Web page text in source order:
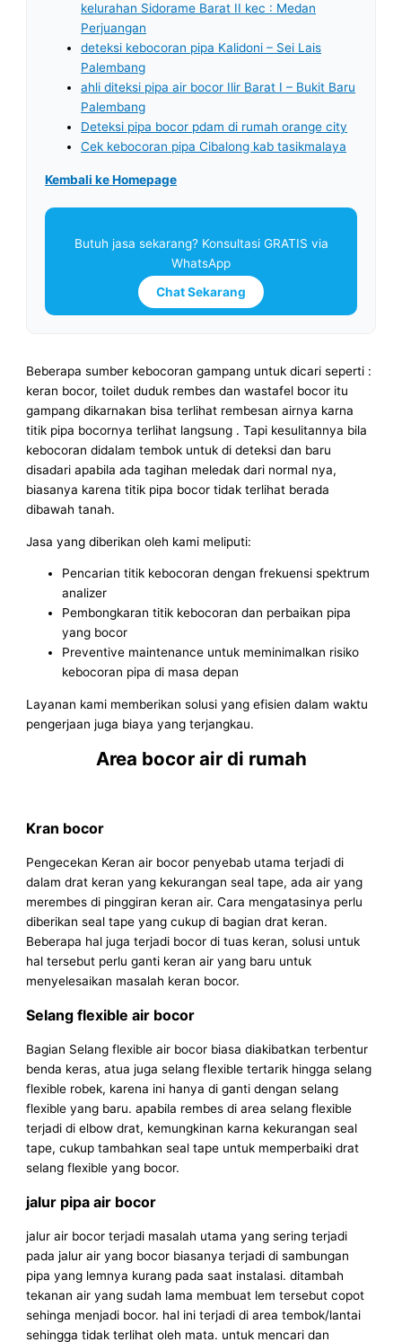
kelurahan Sidorame Barat II kec : Medan
Perjuangan
deteksi kebocoran pipa Kalidoni – Sei Lais
Palembang
ahli diteksi pipa air bocor Ilir Barat I – Bukit Baru
Palembang
Deteksi pipa bocor pdam di rumah orange city
Cek kebocoran pipa Cibalong kab tasikmalaya
Kembali ke Homepage
Butuh jasa sekarang? Konsultasi GRATIS via
WhatsApp
Chat Sekarang
Beberapa sumber kebocoran gampang untuk dicari seperti :
keran bocor, toilet duduk rembes dan wastafel bocor itu
gampang dikarnakan bisa terlihat rembesan airnya karna
titik pipa bocornya terlihat langsung . Tapi kesulitannya bila
kebocoran didalam tembok untuk di deteksi dan baru
disadari apabila ada tagihan meledak dari normal nya,
biasanya karena titik pipa bocor tidak terlihat berada
dibawah tanah.
Jasa yang diberikan oleh kami meliputi:
Pencarian titik kebocoran dengan frekuensi spektrum
analizer
Pembongkaran titik kebocoran dan perbaikan pipa
yang bocor
Preventive maintenance untuk meminimalkan risiko
kebocoran pipa di masa depan
Layanan kami memberikan solusi yang efisien dalam waktu
pengerjaan juga biaya yang terjangkau.
Area bocor air di rumah
Kran bocor
Pengecekan Keran air bocor penyebab utama terjadi di
dalam drat keran yang kekurangan seal tape, ada air yang
merembes di pinggiran keran air. Cara mengatasinya perlu
diberikan seal tape yang cukup di bagian drat keran.
Beberapa hal juga terjadi bocor di tuas keran, solusi untuk
hal tersebut perlu ganti keran air yang baru untuk
menyelesaikan masalah keran bocor.
Selang flexible air bocor
Bagian Selang flexible air bocor biasa diakibatkan terbentur
benda keras, atua juga selang flexible tertarik hingga selang
flexible robek, karena ini hanya di ganti dengan selang
flexible yang baru. apabila rembes di area selang flexible
terjadi di elbow drat, kemungkinan karna kekurangan seal
tape, cukup tambahkan seal tape untuk memperbaiki drat
selang flexible yang bocor.
jalur pipa air bocor
jalur air bocor terjadi masalah utama yang sering terjadi
pada jalur air yang bocor biasanya terjadi di sambungan
pipa yang lemnya kurang pada saat instalasi. ditambah
tekanan air yang sudah lama membuat lem tersebut copot
sehinga menjadi bocor. hal ini terjadi di area tembok/lantai
sehingga tidak terlihat oleh mata. untuk mencari dan